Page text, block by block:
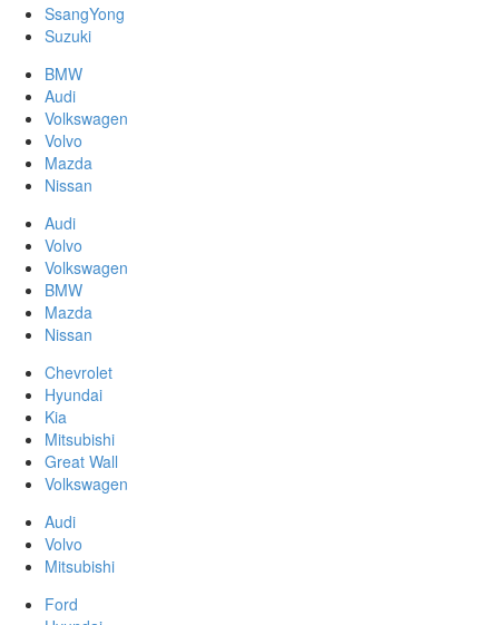
SsangYong
Suzuki
BMW
Audi
Volkswagen
Volvo
Mazda
Nissan
Audi
Volvo
Volkswagen
BMW
Mazda
Nissan
Chevrolet
Hyundai
Kia
Mitsubishi
Great Wall
Volkswagen
Audi
Volvo
Mitsubishi
Ford